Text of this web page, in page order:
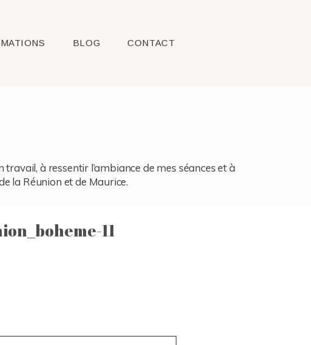
BLOG CONTACT
à ressentir l’ambiance de mes séances et à
la Réunion et de Maurice.
11